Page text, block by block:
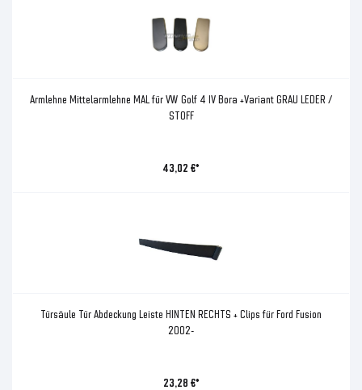
Armlehne Mittelarmlehne MAL für VW Golf 4 IV Bora +Variant GRAU LEDER /
STOFF
43,02 €*
Türsäule Tür Abdeckung Leiste HINTEN RECHTS + Clips für Ford Fusion
2002-
23,28 €*